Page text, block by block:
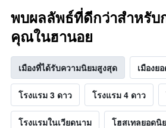
พบผลลัพธ์ที่ดีกว่าสำหรับ
คุณในฮานอย
เมืองที่ได้รับความนิยมสูงสุด เมืองย
โรงแรม 3 ดาว โรงแรม 4 ดาว
โรงแรมในเวียดนาม โฮสเทลยอดนิ